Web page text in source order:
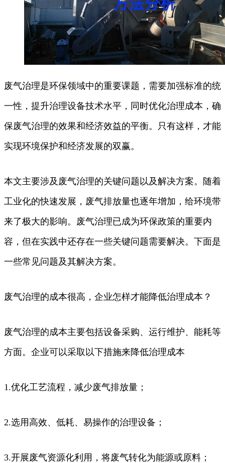
废气治理是环保领域中的重要课题，需要加强标准的统
一性，提升治理设备技术水平，同时优化治理成本，确
保废气治理的效果和经济效益的平衡。只有这样，才能
实现环境保护和经济发展的双赢。
本文主要涉及废气治理的关键问题以及解决方案。随着
工业化的快速发展，废气排放量也逐年增加，给环境带
来了极大的影响。废气治理已成为环保政策的重要内
容，但在实践中还存在一些关键问题需要解决。下面是
一些常见问题及其解决方案。
废气治理的成本很高，企业怎样才能降低治理成本？
废气治理的成本主要包括设备采购、运行维护、能耗等
方面。企业可以采取以下措施来降低治理成本
1.优化工艺流程，减少废气排放量；
2.选用高效、低耗、易操作的治理设备；
3.开展废气资源化利用，将废气转化为能源或原料；